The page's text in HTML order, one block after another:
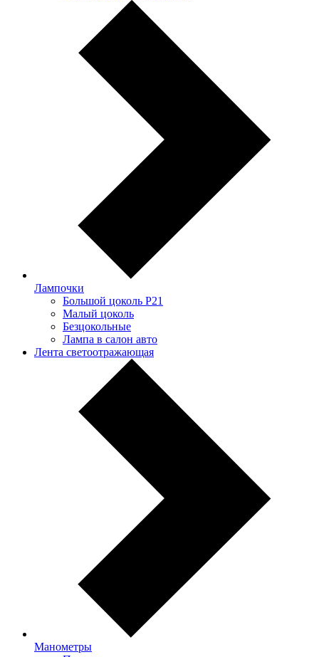
Лампочки
Большой цоколь P21
Малый цоколь
Безцокольные
Лампа в салон авто
Лента светоотражающая
Манометры